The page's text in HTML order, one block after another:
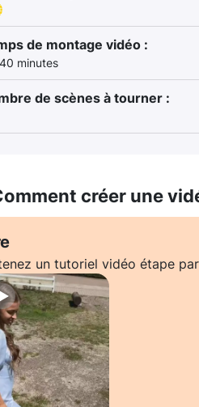
de montage vidéo :
minutes
de scènes à tourner :
créer une
un tutoriel vidéo étape